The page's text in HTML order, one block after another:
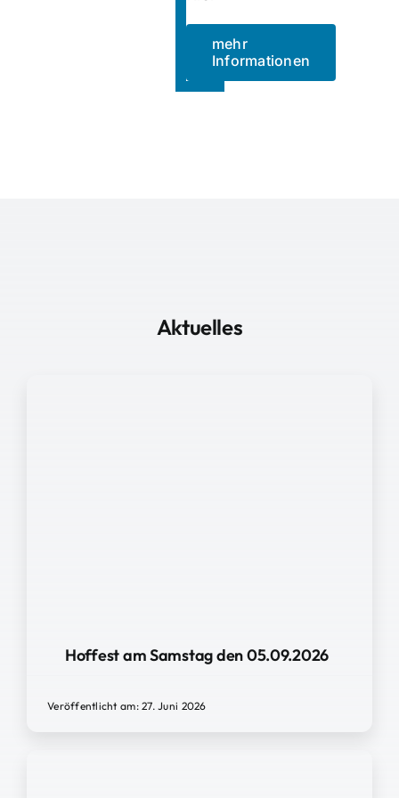
mehr
Informationen
Aktuelles
Hoffest am Samstag den 05.09.2026
Veröffentlicht am: 27. Juni 2026